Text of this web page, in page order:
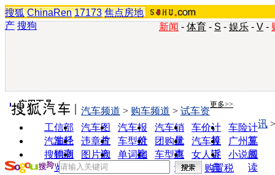
搜狐 ChinaRen 17173 焦点房地
产 搜狗 新闻 - 体育 - S - 娱乐 - V -
实用工具 更多>>
工信部
油耗
汽车图
片
汽车报
价
汽车销
量
车价计
算
车险计
算
汽车经
销商
违章查
询
车型对
比
团购优
惠
汽车投
诉
广州车
展
搜狗浏
览器
图片欣
赏
单词翻
车型查
询
女人宝
典
小说阅
读
汽车频道 > 购车频道 > 试车资
讯
购置税